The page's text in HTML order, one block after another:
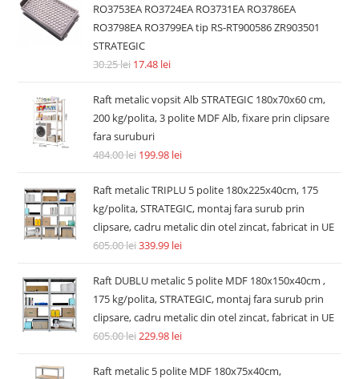
RO3753EA RO3724EA RO3731EA RO3786EA
RO3798EA RO3799EA tip RS-RT900586 ZR903501
STRATEGIC
30.25lei 17.48 lei
Raft metalic vopsit Alb STRATEGIC 180x70x60 cm,
200 kg/polita, 3 polite MDF Alb, fixare prin clipsare
fara suruburi
484.00lei 199.98 lei
Raft metalic TRIPLU 5 polite 180x225x40cm, 175
kg/polita, STRATEGIC, montaj fara surub prin
clipsare, cadru metalic din otel zincat, fabricat in UE
605.00lei339.99 lei
Raft DUBLU metalic 5 polite MDF 180x150x40cm ,
175 kg/polita, STRATEGIC, montaj fara surub prin
clipsare, cadru metalic din otel zincat, fabricat in UE
605.00lei229.98 lei
Raft metalic 5 polite MDF 180x75x40cm,